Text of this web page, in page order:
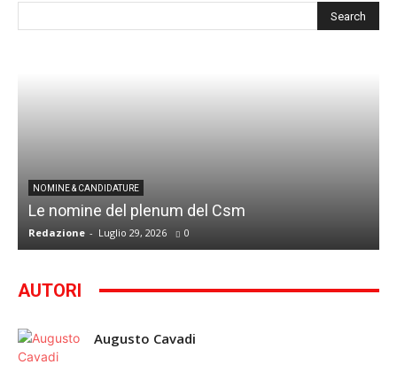
NOMINE & CANDIDATURE
Le nomine del plenum del Csm
Redazione - Luglio 29, 2026 0
AUTORI
Augusto Cavadi